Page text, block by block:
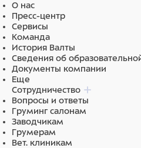
О нас
Пресс-центр
Сервисы
Команда
История Валты
Сведения об
Документы компании
Еще
Сотрудничество
Вопросы и ответы
Груминг салонам
Заводчикам
Грумерам
Вет. клиникам